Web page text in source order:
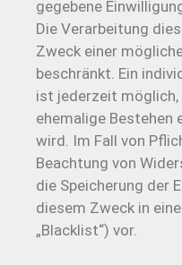
gegebene
Die Verarbeitung
Zweck einer
beschränkt. Ein
ist jederzeit
ehemalige Bestehen
wird. Im Fall von
Beachtung von
die Speicherung der
diesem Zweck in
„Blacklist“) vor.